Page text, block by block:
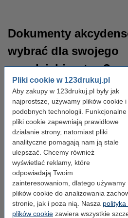
Pliki cookie w 123drukuj.pl
Aby zakupy w 123drukuj.pl były jak
najprostsze, używamy plików cookie i
podobnych technologii. Funkcjonalne
pliki cookie zapewniają prawidłowe
działanie strony, natomiast pliki
analityczne pomagają nam ją stale
ulepszać. Chcemy również
wyświetlać reklamy, które
odpowiadają Twoim
zainteresowaniom, dlatego używamy
plików cookie do analizowania
stronie, jak i poza nią. Nasza
plików cookie zawiera wszystkie
Dokumenty
wybrać dla swojego
przedsiębiorstwa?
Istnieje wiele różnych rodzajów
zależności od potrzeb danej firmy.
przykładów druków akcydensowych.
Usprawnienie procesu
niestandardowym formularzom
Faktury wystawiane przez firmy, aby
produktów lub usług. Zawierają one
usługach, które zostały sprzedane, a
płatności.
Potwierdzanie transakcji za
innych dowodów sprzedaży